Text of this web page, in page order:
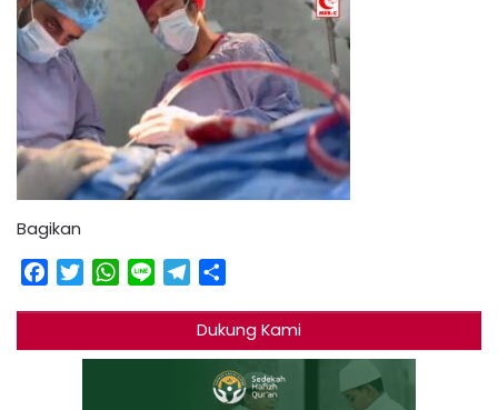
Bagikan
Facebook
TwitterWhatsApp
Line Telegram
Dukung Kami